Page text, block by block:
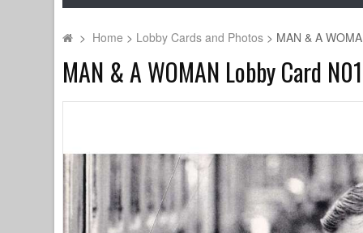
> Home > Lobby Cards and Photos > MAN & A
MAN & A WOMAN Lobby Card